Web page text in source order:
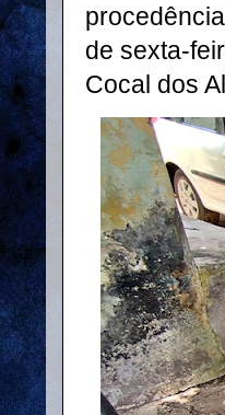
de sexta-
Cocal dos